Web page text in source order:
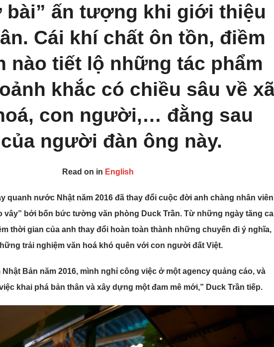
bài” ấn tượng khi giới thiệu
Cái khí chất ôn tồn, điềm
nào tiết lộ những tác phẩm
khắc có chiều sâu về
con người,… đằng sau
người đàn ông này.
Read on in English
quanh nước Nhật năm 2016 đã thay đổi cuộc đời anh chàng nhân viên
vây” bởi bốn bức tường văn phòng Duck Trần. Từ những ngày tăng ca
thời gian của anh thay đổi hoàn toàn thành những chuyến đi ý nghĩa,
trải nghiệm văn hoá khó quên với con người đất Việt.
Bản năm 2016, mình nghỉ công việc ở một agency quảng cáo, và
khai phá bản thân và xây dựng một đam mê mới,” Duck Trần tiếp.